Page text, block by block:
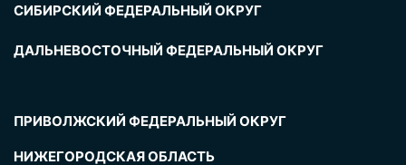
СИБИРСКИЙ ФЕДЕРАЛЬНЫЙ ОКРУГ
ДАЛЬНЕВОСТОЧНЫЙ ФЕДЕРАЛЬНЫЙ ОКРУГ
ПРИВОЛЖСКИЙ ФЕДЕРАЛЬНЫЙ ОКРУГ
НИЖЕГОРОДСКАЯ ОБЛАСТЬ